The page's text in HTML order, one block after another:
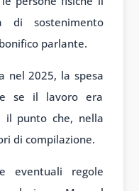
di sostenimento
parlante.
nel 2025, la spesa
se il lavoro era
il punto che, nella
di compilazione.
eventuali regole